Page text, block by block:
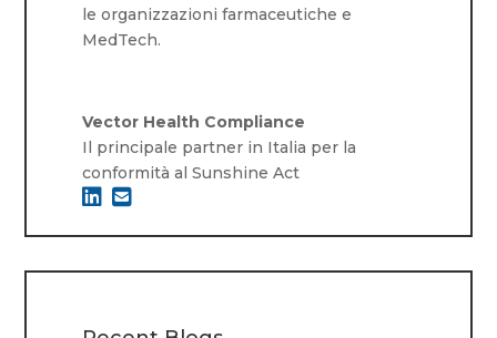
le organizzazioni farmaceutiche e
MedTech.
Vector Health Compliance
Il principale partner in Italia per la
conformità al Sunshine Act